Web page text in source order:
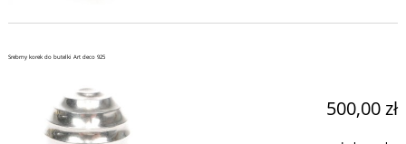
Srebrny korek do butelki Art deco 925
500,00 zł